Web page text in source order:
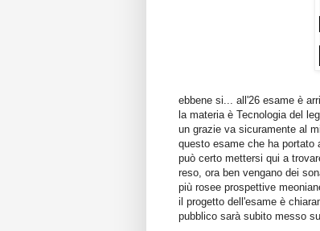
ebbene si... all'26 esame è
la materia è Tecnologia del
un grazie va sicuramente al
questo esame che ha portato
può certo mettersi qui a
reso, ora ben vengano dei
più rosee prospettive
il progetto dell'esame è
pubblico sarà subito messo